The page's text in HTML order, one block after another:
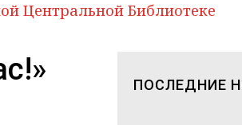
Центральной Библиотеке
ПОСЛЕДНИЕ